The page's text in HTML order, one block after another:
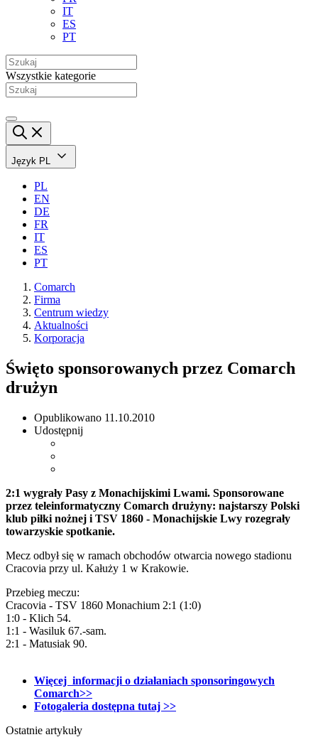
IT
ES
PT
Wszystkie kategorie
Język PL
PL
EN
DE
FR
IT
ES
PT
Comarch
Firma
Centrum wiedzy
Aktualności
Korporacja
Święto sponsorowanych przez Comarch
drużyn
Opublikowano 11.10.2010
Udostępnij
2:1 wygrały Pasy z Monachijskimi Lwami. Sponsorowane
przez teleinformatyczny Comarch drużyny: najstarszy Polski
klub piłki nożnej i TSV 1860 - Monachijskie Lwy rozegrały
towarzyskie spotkanie.
Mecz odbył się w ramach obchodów otwarcia nowego stadionu
Cracovia przy ul. Kałuży 1 w Krakowie.
Przebieg meczu:
Cracovia - TSV 1860 Monachium 2:1 (1:0)
1:0 - Klich 54.
1:1 - Wasiluk 67.-sam.
2:1 - Matusiak 90.
Więcej informacji o działaniach sponsoringowych
Comarch>>
Fotogaleria dostępna tutaj >>
Ostatnie artykuły